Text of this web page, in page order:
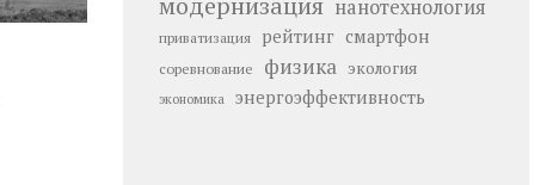
нанотехнология
приватизация рейтинг смартфон
соревнование физика экология
экономика энергоэффективность